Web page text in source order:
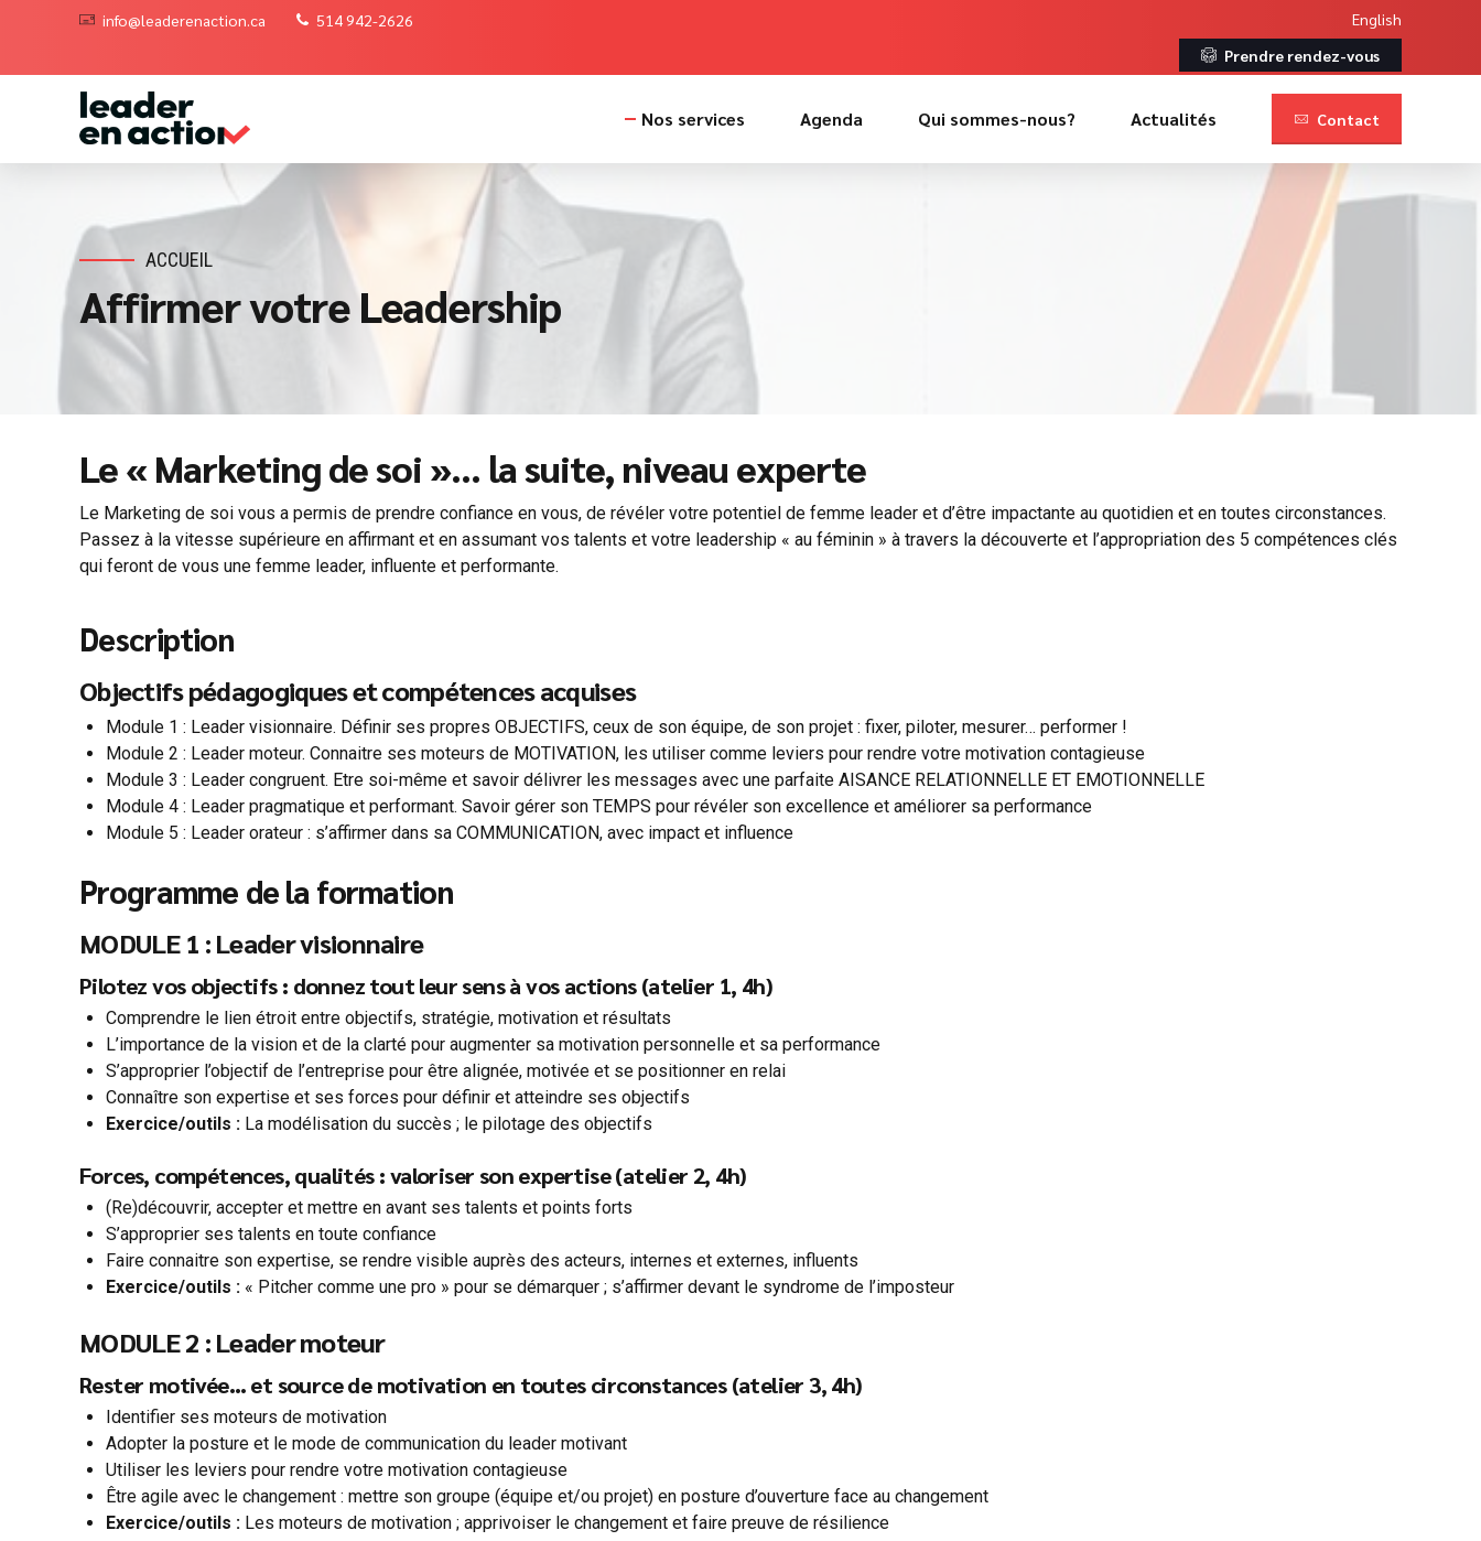
info@leaderenaction.ca 514 942-2626
English
Prendre rendez-vous
Contact
Nos services Agenda Qui sommes-nous? Actualités
ACCUEIL
Affirmer votre Leadership
Le « Marketing de soi »… la suite, niveau experte
Le Marketing de soi vous a permis de prendre confiance en vous, de révéler votre potentiel de femme leader et d’être impactante au quotidien et en toutes circonstances.
Passez à la vitesse supérieure en affirmant et en assumant vos talents et votre leadership « au féminin » à travers la découverte et l’appropriation des 5 compétences clés
qui feront de vous une femme leader, influente et performante.
Description
Objectifs pédagogiques et compétences acquises
Module 1 : Leader visionnaire. Définir ses propres OBJECTIFS, ceux de son équipe, de son projet : fixer, piloter, mesurer… performer !
Module 2 : Leader moteur. Connaitre ses moteurs de MOTIVATION, les utiliser comme leviers pour rendre votre motivation contagieuse
Module 3 : Leader congruent. Etre soi-même et savoir délivrer les messages avec une parfaite AISANCE RELATIONNELLE ET EMOTIONNELLE
Module 4 : Leader pragmatique et performant. Savoir gérer son TEMPS pour révéler son excellence et améliorer sa performance
Module 5 : Leader orateur : s’affirmer dans sa COMMUNICATION, avec impact et influence
Programme de la formation
MODULE 1 : Leader visionnaire
Pilotez vos objectifs : donnez tout leur sens à vos actions (atelier 1, 4h)
Comprendre le lien étroit entre objectifs, stratégie, motivation et résultats
L’importance de la vision et de la clarté pour augmenter sa motivation personnelle et sa performance
S’approprier l’objectif de l’entreprise pour être alignée, motivée et se positionner en relai
Connaître son expertise et ses forces pour définir et atteindre ses objectifs
Exercice/outils : La modélisation du succès ; le pilotage des objectifs
Forces, compétences, qualités : valoriser son expertise (atelier 2, 4h)
(Re)découvrir, accepter et mettre en avant ses talents et points forts
S’approprier ses talents en toute confiance
Faire connaitre son expertise, se rendre visible auprès des acteurs, internes et externes, influents
Exercice/outils : « Pitcher comme une pro » pour se démarquer ; s’affirmer devant le syndrome de l’imposteur
MODULE 2 : Leader moteur
Rester motivée… et source de motivation en toutes circonstances (atelier 3, 4h)
Identifier ses moteurs de motivation
Adopter la posture et le mode de communication du leader motivant
Utiliser les leviers pour rendre votre motivation contagieuse
Être agile avec le changement : mettre son groupe (équipe et/ou projet) en posture d’ouverture face au changement
Exercice/outils : Les moteurs de motivation ; apprivoiser le changement et faire preuve de résilience